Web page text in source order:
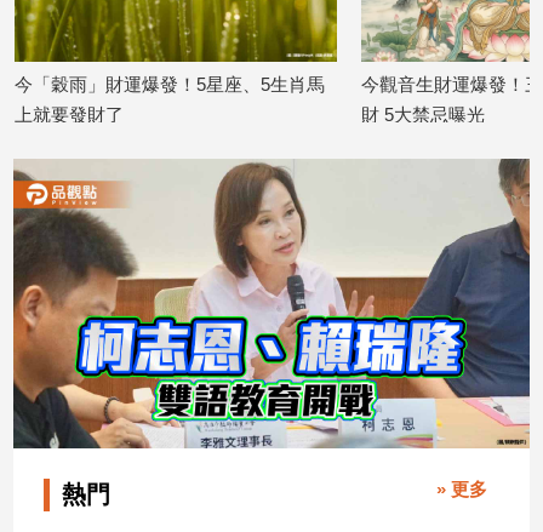
動
寵
物
Pet
影
音
區
合
作
媒
體
今「穀雨」財運爆發！5星座、5生肖馬
上就要發財了
今觀音生財運爆發！
財 5大禁忌曝光
熱門 » 更多